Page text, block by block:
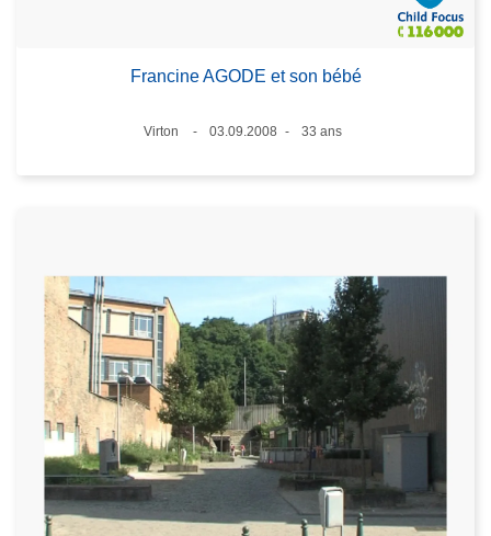
Francine AGODE et son bébé
Lieux
Virton
03.09.2008
33 ans